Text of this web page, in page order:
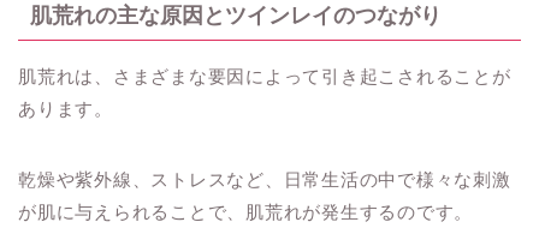
肌荒れの主な原因とツインレイのつながり
肌荒れは、さまざまな要因によって引き起こされることが
あります。
乾燥や紫外線、ストレスなど、日常生活の中で様々な刺激
が肌に与えられることで、肌荒れが発生するのです。